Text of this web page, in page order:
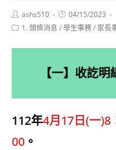
Post
author:
ashs510
Post
published:
04/15/2023
Post1. 頭條消息 /學生事務/ 家長
【一】收訖
112年4月17日(一)8
00 。